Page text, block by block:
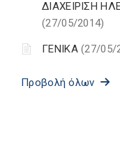
ΔΙΑΧΕΙΡΙΣΗ
(27/05/2014)
ΓΕΝΙΚΑ(27/05/
Προβολή όλων